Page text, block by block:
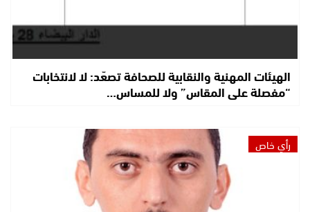
الهيئات المهنية والنقابية للصحافة تصعّد: لا لانتخابات
“مفصلة على المقاس” ولا للمساس…
رأي خاص